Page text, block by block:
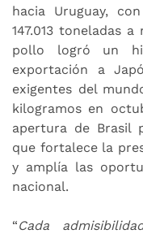
hacia Uruguay,
147.013 toneladas
pollo logró un
exportación a
exigentes del
kilogramos en
apertura de Brasil
que fortalece la
y amplía las
nacional.
“Cada